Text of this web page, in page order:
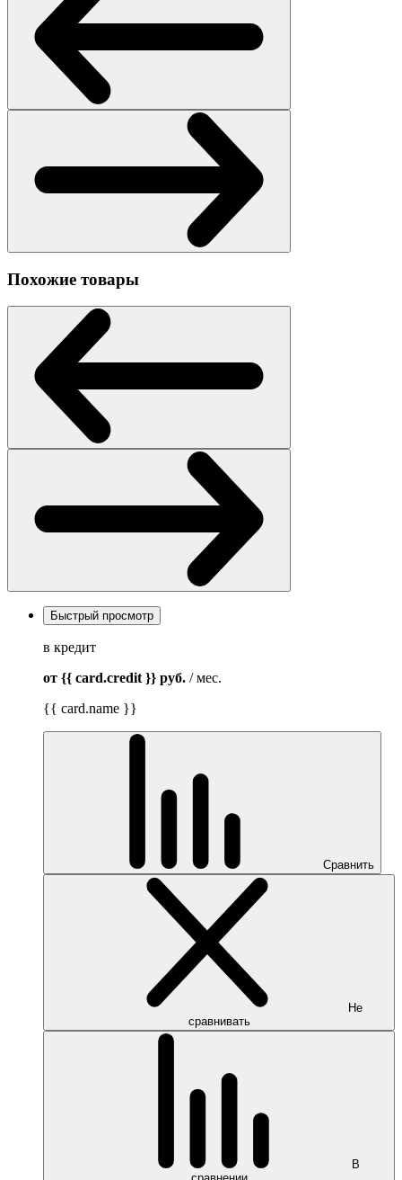
Похожие товары
Быстрый просмотр
в кредит
от {{ card.credit }} руб. / мес.
{{ card.name }}
Сравнить
Не
сравнивать
В